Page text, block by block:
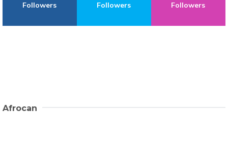
Followers
Followers
Followers
Afrocan